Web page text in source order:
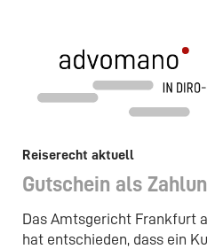
Per E-Mail für Sie da.
mail@advomano.de
Reiserecht aktuell
Gutschein als
Das Amtsgericht Frankfurt
hat entschieden, dass ein